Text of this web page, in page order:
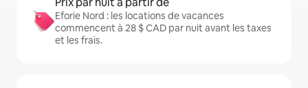
Eforie Nord : les locations de vacances
commencent à 28 $ CAD par nuit avant les taxes
et les frais.